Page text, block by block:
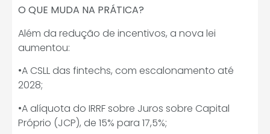
O QUE MUDA NA PRÁTICA?
Além da redução de incentivos, a nova lei
aumentou:
•A CSLL das fintechs, com escalonamento até
2028;
•A alíquota do IRRF sobre Juros sobre Capital
Próprio (JCP), de 15% para 17,5%;